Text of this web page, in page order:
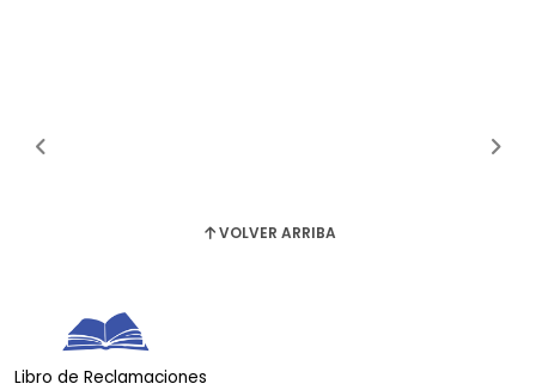
VOLVER ARRIBA
Libro de Reclamaciones